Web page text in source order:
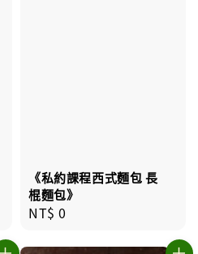
《私約課程西式麵包 長
棍麵包》
Regular
NT$ 0